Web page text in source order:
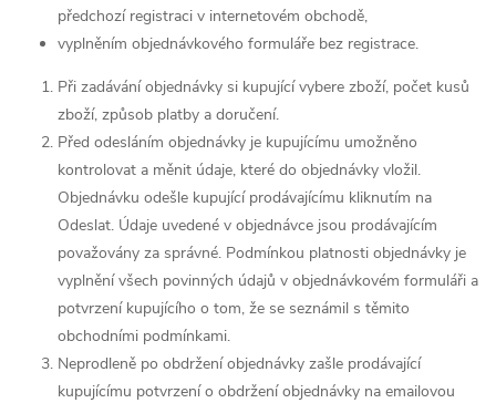
předchozí registraci v internetovém obchodě,
vyplněním objednávkového formuláře bez registrace.
Při zadávání objednávky si kupující vybere zboží, počet kusů
zboží, způsob platby a doručení.
Před odesláním objednávky je kupujícímu umožněno
kontrolovat a měnit údaje, které do objednávky vložil.
Objednávku odešle kupující prodávajícímu kliknutím na
Odeslat. Údaje uvedené v objednávce jsou prodávajícím
považovány za správné. Podmínkou platnosti objednávky je
vyplnění všech povinných údajů v objednávkovém formuláři a
potvrzení kupujícího o tom, že se seznámil s těmito
obchodními podmínkami.
Neprodleně po obdržení objednávky zašle prodávající
kupujícímu potvrzení o obdržení objednávky na emailovou